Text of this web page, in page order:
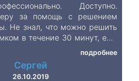
Доступно.
за помощь с решением
Не знал, что можно решить
в течение 30 минут, ещё
подробнее
Сергей
26.10.2019